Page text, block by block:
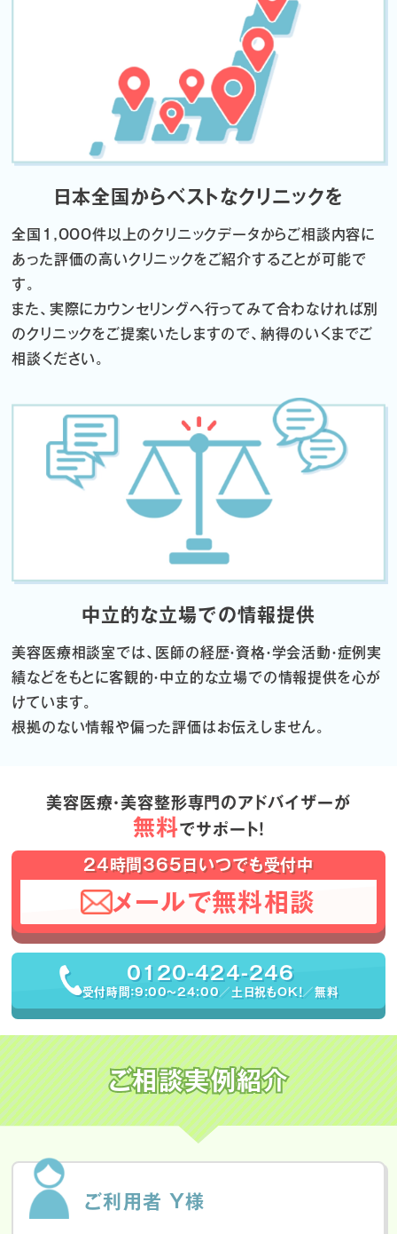
日本全国からベストなクリニックを
全国1,000件以上のクリニックデータからご相談内容に
あった評価の高いクリニックをご紹介することが可能で
す。
また、実際にカウンセリングへ行ってみて合わなければ別
のクリニックをご提案いたしますので、納得のいくまでご
相談ください。
中立的な立場での情報提供
美容医療相談室では、医師の経歴・資格・学会活動・症例実
績などをもとに客観的・中立的な立場での情報提供を心が
けています。
根拠のない情報や偏った評価はお伝えしません。
美容医療・美容整形専門のアドバイザーが
無料でサポート！
24時間365日いつでも受付中
メールで無料相談
0120-424-246
受付時間：9:00〜24:00／土日祝もOK！／無料
ご相談実例紹介
ご利用者 Y様